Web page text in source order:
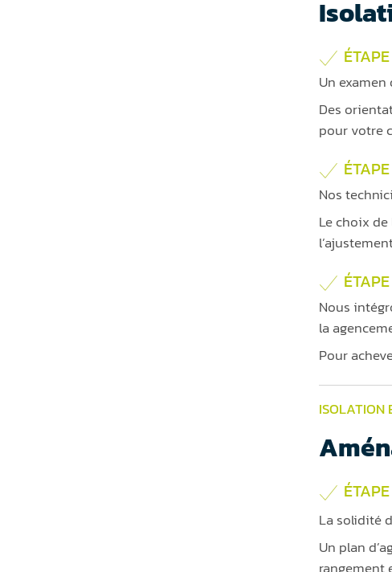
Un
Des
pour votre
Nos
Le choix
Nous
la
Pour
ISOLATION
La solidité
Un plan